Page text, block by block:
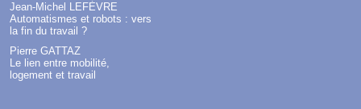
Jean-Michel LEFÈVRE
Automatismes et robots : vers
la fin du travail ?
Pierre GATTAZ
Le lien entre mobilité,
logement et travail